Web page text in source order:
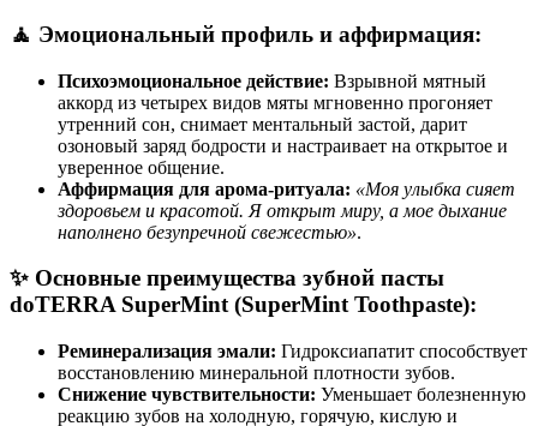
🧘 Эмоциональный профиль и аффирмация:
Психоэмоциональное действие: Взрывной мятный
аккорд из четырех видов мяты мгновенно прогоняет
утренний сон, снимает ментальный застой, дарит
озоновый заряд бодрости и настраивает на открытое и
уверенное общение.
Аффирмация для арома-ритуала: «Моя улыбка сияет
здоровьем и красотой. Я открыт миру, а мое дыхание
наполнено безупречной свежестью».
✨ Основные преимущества зубной пасты
doTERRA SuperMint (SuperMint Toothpaste):
Реминерализация эмали: Гидроксиапатит способствует
восстановлению минеральной плотности зубов.
Снижение чувствительности: Уменьшает болезненную
реакцию зубов на холодную, горячую, кислую и